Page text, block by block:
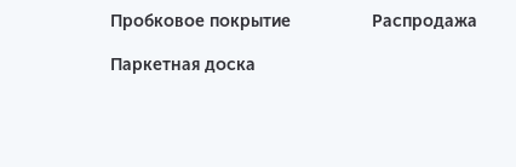
Пробковое покрытие
Паркетная доска
Распродажа